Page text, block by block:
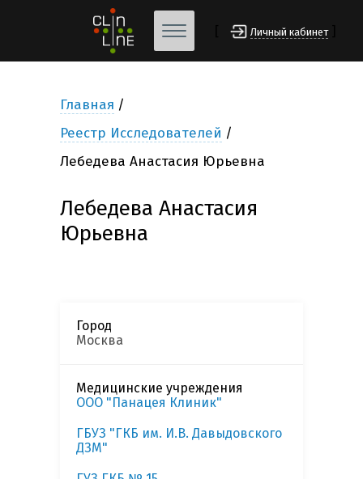
Личный кабинет
Главная
Реестр Исследователей
Лебедева Анастасия Юрьевна
Лебедева Анастасия
Юрьевна
Город
Москва
Медицинские учреждения
ООО "Панацея Клиник"
ГБУЗ "ГКБ им. И.В. Давыдовского
ДЗМ"